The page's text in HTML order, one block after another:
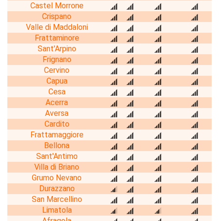
Castel Morrone
Crispano
Valle di Maddaloni
Frattaminore
Sant'Arpino
Frignano
Cervino
Capua
Cesa
Acerra
Aversa
Cardito
Frattamaggiore
Bellona
Sant'Antimo
Villa di Briano
Grumo Nevano
Durazzano
San Marcellino
Limatola